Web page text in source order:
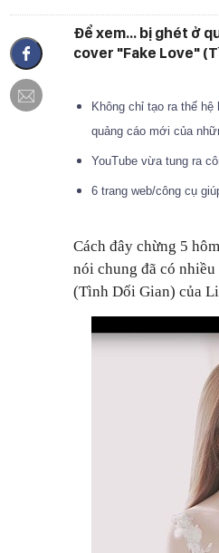
Để xem... bị ghét ở
cover "Fake Love"
Không chỉ tạo ra thế
quảng cáo mới của
YouTube vừa tung ra
6 trang web/công cụ
Cách đây chừng 5
nói chung đã có
(Tình Dối Gian) của